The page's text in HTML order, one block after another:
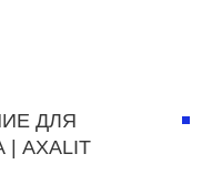
ДЛЯ
AXALIT